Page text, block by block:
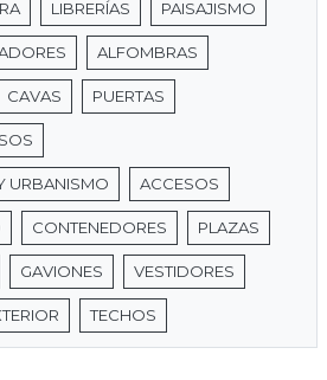
LIBRERÍAS PAISAJISMO
ALFOMBRAS
CAVAS PUERTAS
URBANISMO ACCESOS
CONTENEDORES PLAZAS
GAVIONES VESTIDORES
TECHOS